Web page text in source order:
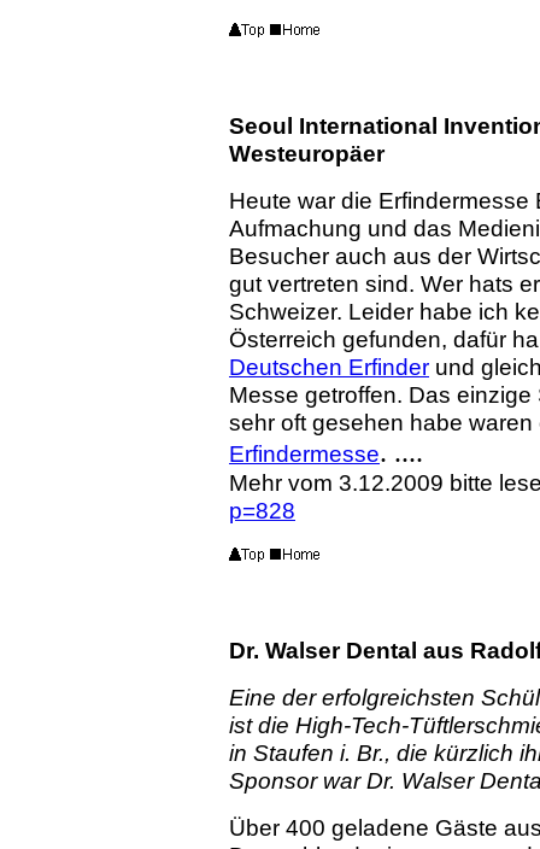
Seoul International
Westeuropäer
Heute war die
Aufmachung und das
Besucher auch aus der
gut vertreten sind. Wer hats
Schweizer. Leider habe ich
Österreich gefunden, dafür
Deutschen Erfinder und
Messe getroffen. Das
sehr oft gesehen habe
Erfindermesse. ....
Mehr vom 3.12.2009 bitte
p=828
Dr. Walser Dental aus
Eine der erfolgreichsten
ist die High-Tech-
in Staufen i. Br., die kürzlich
Sponsor war Dr. Walser
Über 400 geladene Gäste